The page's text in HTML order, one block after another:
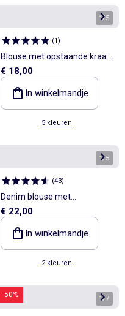
1/5
(1)
Blouse met opstaande kraag
en ruches
€ 18,00
In winkelmandje
5 kleuren
1/5
(43)
Denim blouse met
volantkraag
€ 22,00
In winkelmandje
2 kleuren
-50% 1/7